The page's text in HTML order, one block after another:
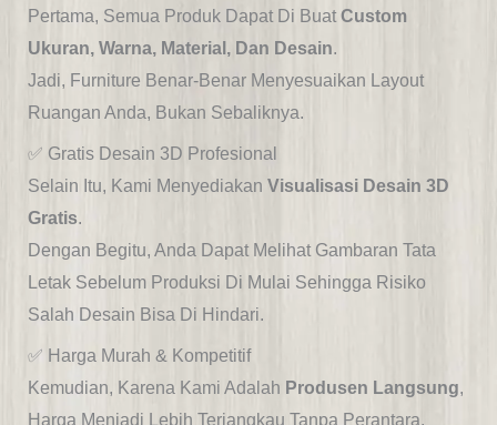
Pertama, Semua Produk Dapat Di Buat Custom
Ukuran, Warna, Material, Dan Desain.
Jadi, Furniture Benar-Benar Menyesuaikan Layout
Ruangan Anda, Bukan Sebaliknya.
✅ Gratis Desain 3D Profesional
Selain Itu, Kami Menyediakan Visualisasi Desain 3D
Gratis.
Dengan Begitu, Anda Dapat Melihat Gambaran Tata
Letak Sebelum Produksi Di Mulai Sehingga Risiko
Salah Desain Bisa Di Hindari.
✅ Harga Murah & Kompetitif
Kemudian, Karena Kami Adalah Produsen Langsung,
Harga Menjadi Lebih Terjangkau Tanpa Perantara.